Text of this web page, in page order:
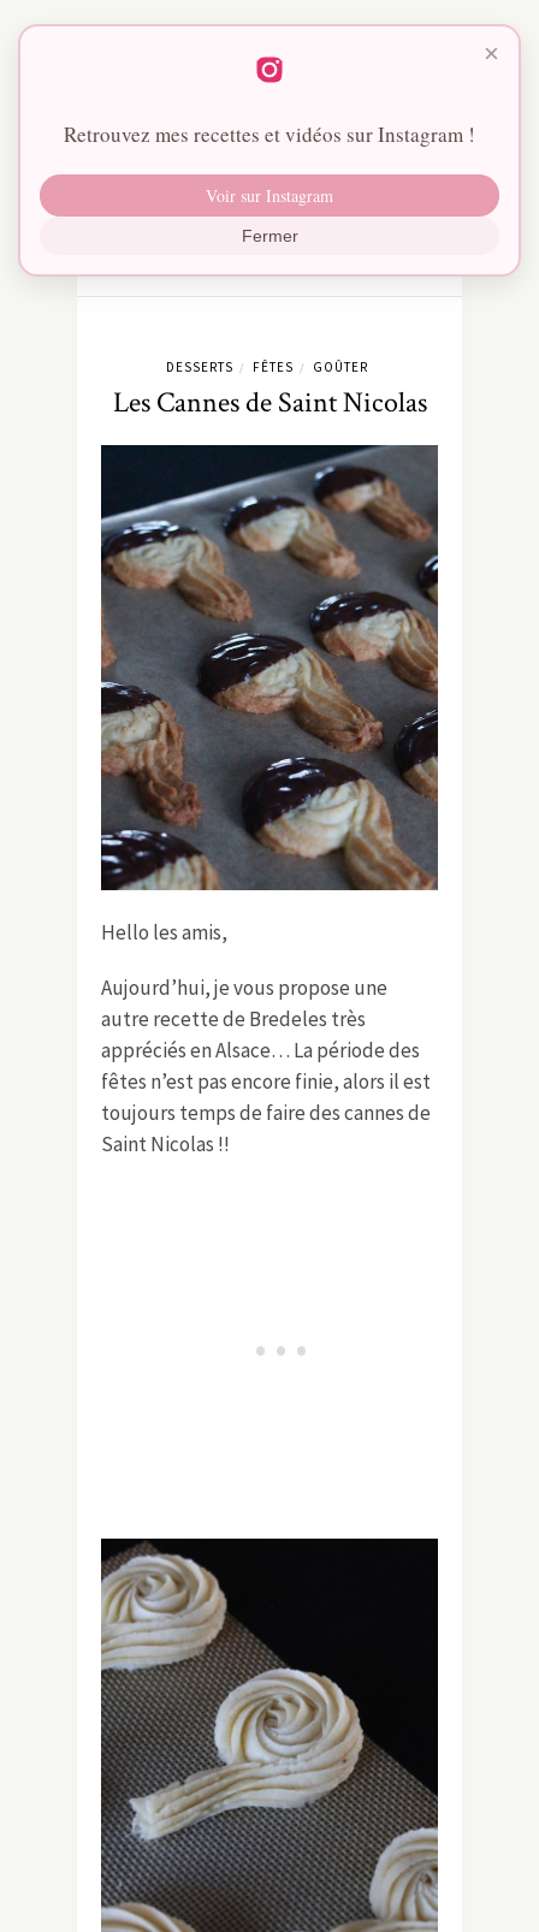
DESSERTS / FÊTES / GOÛTER
Les Cannes de Saint Nicolas
Hello les amis,
Aujourd’hui, je vous propose une
autre recette de Bredeles très
appréciés en Alsace… La période des
fêtes n’est pas encore finie, alors il est
toujours temps de faire des cannes de
Saint Nicolas !!
×
Retrouvez mes recettes et vidéos sur Instagram !
Voir sur Instagram
Fermer